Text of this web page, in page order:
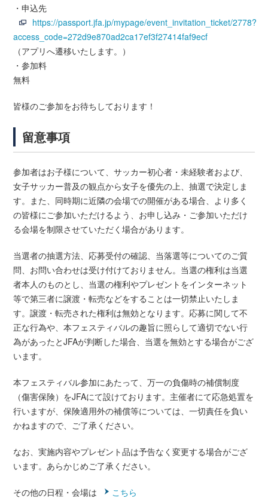
・申込先
https://passport.jfa.jp/mypage/event_invitation_ticket/2778?
access_code=272d9e870ad2ca17ef3f27414faf9ecf
（アプリへ遷移いたします。）
・参加料
無料
皆様のご参加をお待ちしております！
留意事項
参加者はお子様について、サッカー初心者・未経験者および、
女子サッカー普及の観点から女子を優先の上、抽選で決定しま
す。また、同時期に近隣の会場での開催がある場合、より多く
の皆様にご参加いただけるよう、お申し込み・ご参加いただけ
る会場を制限させていただく場合があります。
当選者の抽選方法、応募受付の確認、当落選等についてのご質
問、お問い合わせは受け付けておりません。当選の権利は当選
者本人のものとし、当選の権利やプレゼントをインターネット
等で第三者に譲渡・転売などをすることは一切禁止いたしま
す。譲渡・転売された権利は無効となります。応募に関して不
正な行為や、本フェスティバルの趣旨に照らして適切でない行
為があったとJFAが判断した場合、当選を無効とする場合がござ
います。
本フェスティバル参加にあたって、万一の負傷時の補償制度
（傷害保険）をJFAにて設けております。主催者にて応急処置を
行いますが、保険適用外の補償等については、一切責任を負い
かねますので、ご了承ください。
なお、実施内容やプレゼント品は予告なく変更する場合がござ
います。あらかじめご了承ください。
その他の日程・会場は こちら